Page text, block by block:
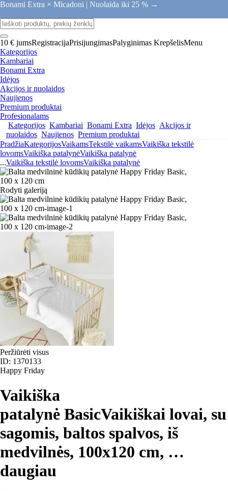
Bonami Extra × Micadoni | Nuolaida iki 25 % →
10 € jumsRegistracijaPrisijungimasPalyginimas KrepšelisMenu
Kategorijos
Kambariai
Bonami Extra
Idėjos
Akcijos ir nuolaidos
Naujienos
Premium produktai
Profesionalams
Kategorijos Kambariai Bonami Extra Idėjos Akcijos ir
nuolaidos Naujienos Premium produktai
PradžiaKategorijosVaikamsTekstilė vaikamsVaikiška tekstilė
lovomsVaikiška patalynėVaikiška patalynė
...Vaikiška tekstilė lovomsVaikiška patalynė
Rodyti galeriją
Peržiūrėti visus
ID: 1370133
Happy Friday
Vaikiška
patalynė BasicVaikiškai lovai, su
sagomis, baltos spalvos, iš
medvilnės, 100x120 cm, …
daugiau